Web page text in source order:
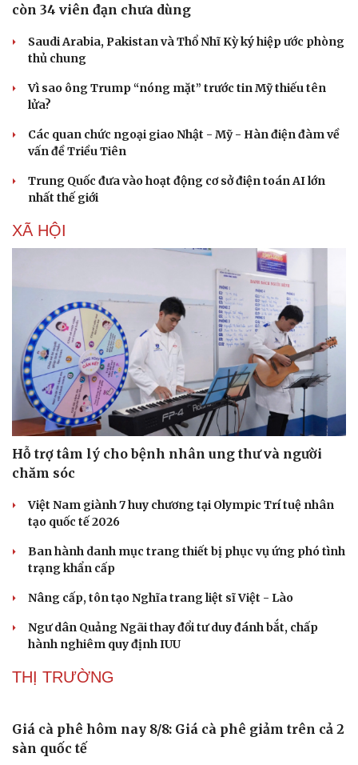
Doanh nghiệp
Thông tin doanh nghiệp
Trải nghiệm
Chuyển đổi số
còn 34 viên đạn chưa dùng
Saudi Arabia, Pakistan và Thổ Nhĩ Kỳ ký hiệp ước phòng
thủ chung
Vì sao ông Trump “nóng mặt” trước tin Mỹ thiếu tên
lửa?
Các quan chức ngoại giao Nhật - Mỹ - Hàn điện đàm về
vấn đề Triều Tiên
Trung Quốc đưa vào hoạt động cơ sở điện toán AI lớn
nhất thế giới
XÃ HỘI
Hỗ trợ tâm lý cho bệnh nhân ung thư và người
chăm sóc
Việt Nam giành 7 huy chương tại Olympic Trí tuệ nhân
tạo quốc tế 2026
Ban hành danh mục trang thiết bị phục vụ ứng phó tình
trạng khẩn cấp
Nâng cấp, tôn tạo Nghĩa trang liệt sĩ Việt - Lào
Ngư dân Quảng Ngãi thay đổi tư duy đánh bắt, chấp
hành nghiêm quy định IUU
THỊ TRƯỜNG